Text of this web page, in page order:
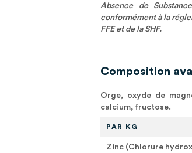
Absence de
conformément à la
FFE et de la SHF.
Composition
Orge, oxyde de
calcium, fructose.
PAR KG
Zinc (Chlorure